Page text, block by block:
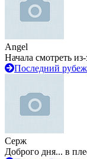
Angel
Начала смотреть
Последний рубеж
Серж
Доброго дня... в